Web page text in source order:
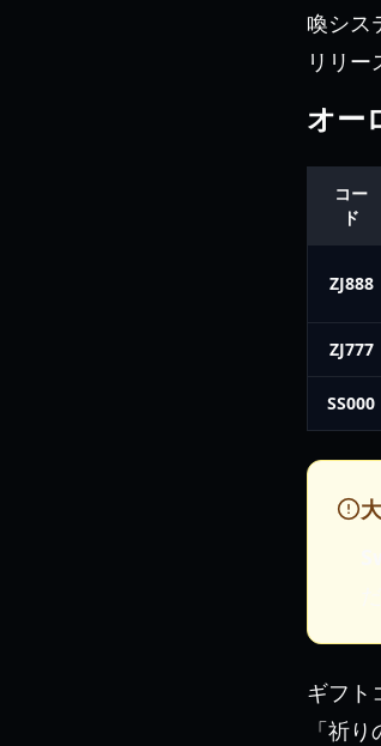
喚シス
リリ
オー
コー
ド
ZJ888
ZJ777
SS000
ギフト
「祈